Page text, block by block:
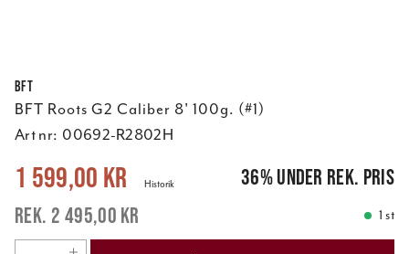
BFT
BFT Roots G2 Caliber 8' 100g. (#1)
Art nr: 00692-R2802H
Nuvarande pris: 1 599,00 kr 2 495,00 kr
1 599,00 kr
2 495,00 kr
Historik 36%under rek. pris
1 st